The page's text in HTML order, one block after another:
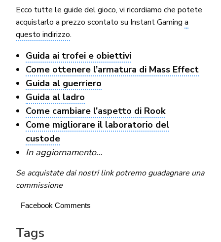
Ecco tutte le guide del gioco, vi ricordiamo che potete
acquistarlo a prezzo scontato su Instant Gaminga
questo indirizzo.
Guida ai trofei e obiettivi
Come ottenere l’armatura di Mass Effect
Guida al guerriero
Guida al ladro
Come cambiare l’aspetto di Rook
Come migliorare il laboratorio del
custode
In aggiornamento…
Se acquistate dai nostri link potremo guadagnare una
commissione
Facebook Comments
Tags